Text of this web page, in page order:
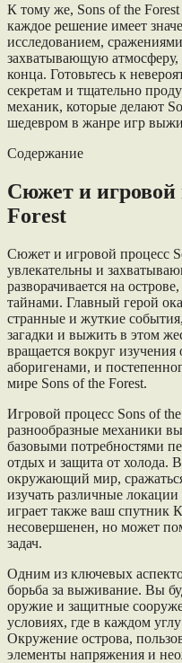
К тому же, Sons of the
каждое решение имеет
исследованием,
захватывающую атмосферу,
конца. Готовьтесь к
секретам и тщательно
механик, которые делают
шедевром в жанре игр
Содержание
Сюжет и игровой
Forest
Сюжет и игровой процесс
увлекательны и
разворачивается на
тайнами. Главный герой
странные и жуткие
загадки и выжить в этом
вращается вокруг
аборигенами, и
мире Sons of the Forest.
Игровой процесс Sons of
разнообразные механики
базовыми потребностями
отдых и защита от холода.
окружающий мир,
изучать различные
играет также ваш спутник
несовершенен, но может
задач.
Одним из ключевых
борьба за выживание. Вы
оружие и защитные
условиях, где в каждом
Окружение острова,
элементы напряжения и